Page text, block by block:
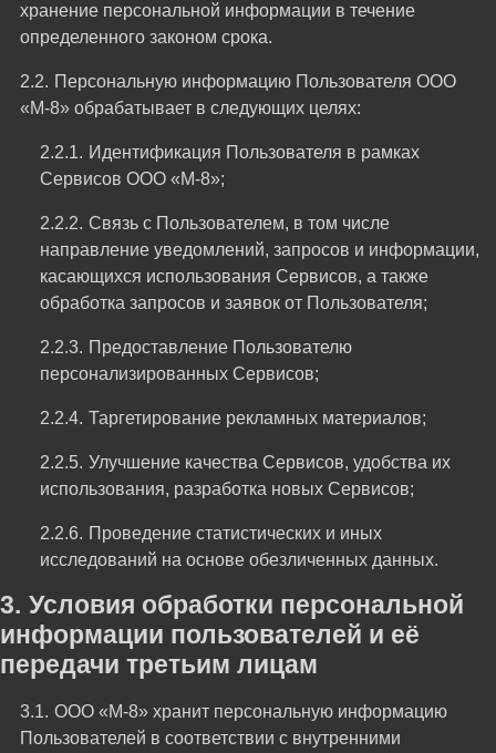
хранение персональной информации в течение
определенного законом срока.
Персональную информацию Пользователя ООО
«М-8» обрабатывает в следующих целях:
Идентификация Пользователя в рамках
Сервисов ООО «М-8»;
Связь с Пользователем, в том числе
направление уведомлений, запросов и информации,
касающихся использования Сервисов, а также
обработка запросов и заявок от Пользователя;
Предоставление Пользователю
персонализированных Сервисов;
Таргетирование рекламных материалов;
Улучшение качества Сервисов, удобства их
использования, разработка новых Сервисов;
Проведение статистических и иных
исследований на основе обезличенных данных.
Условия обработки персональной
информации пользователей и её
передачи третьим лицам
ООО «М-8» хранит персональную информацию
Пользователей в соответствии с внутренними